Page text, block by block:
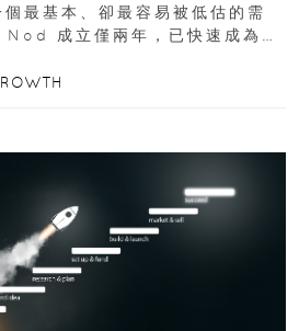
最基本、卻最容易被低估的需
成立僅兩年，已快速成為印